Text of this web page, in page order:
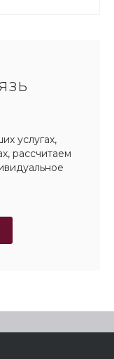
услугах,
рассчитаем